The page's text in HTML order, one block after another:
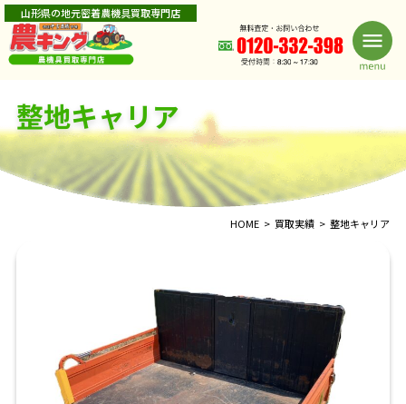
山形県の地元密着農機具買取専門店
整地キャリア
HOME 買取実績 整地キャリア